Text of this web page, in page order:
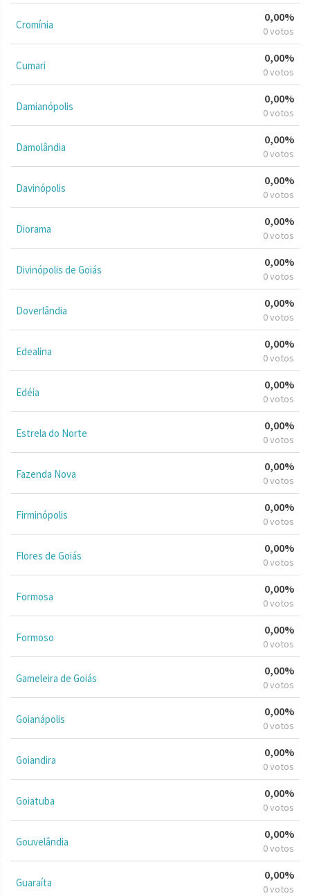
Cromínia
0,00%
0 votos
Cumari
0,00%
0 votos
Damianópolis
0,00%
0 votos
Damolândia
0,00%
0 votos
Davinópolis
0,00%
0 votos
Diorama
0,00%
0 votos
Divinópolis de Goiás
0,00%
0 votos
Doverlândia
0,00%
0 votos
Edealina
0,00%
0 votos
Edéia
0,00%
0 votos
Estrela do Norte
0,00%
0 votos
Fazenda Nova
0,00%
0 votos
Firminópolis
0,00%
0 votos
Flores de Goiás
0,00%
0 votos
Formosa
0,00%
0 votos
Formoso
0,00%
0 votos
Gameleira de Goiás
0,00%
0 votos
Goianápolis
0,00%
0 votos
Goiandira
0,00%
0 votos
Goiatuba
0,00%
0 votos
Gouvelândia
0,00%
0 votos
Guaraíta
0,00%
0 votos